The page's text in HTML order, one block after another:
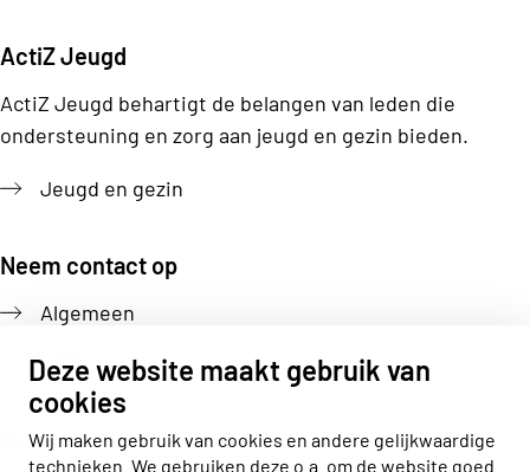
Deze website maakt gebruik van
cookies
Wij maken gebruik van cookies en andere gelijkwaardige
technieken. We gebruiken deze o.a. om de website goed
ActiZ Jeugd
ActiZ Jeugd behartigt de belangen van leden die
ondersteuning en zorg aan jeugd en gezin bieden.
Jeugd en gezin
Neem contact op
Algemeen
Pers
Volg ons